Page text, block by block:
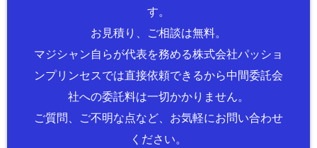
す。
お見積り、ご相談は無料。
マジシャン自らが代表を務める株式会社パッショ
ンプリンセスでは直接依頼できるから中間委託会
社への委託料は一切かかりません。
ご質問、ご不明な点など、お気軽にお問い合わせ
ください。